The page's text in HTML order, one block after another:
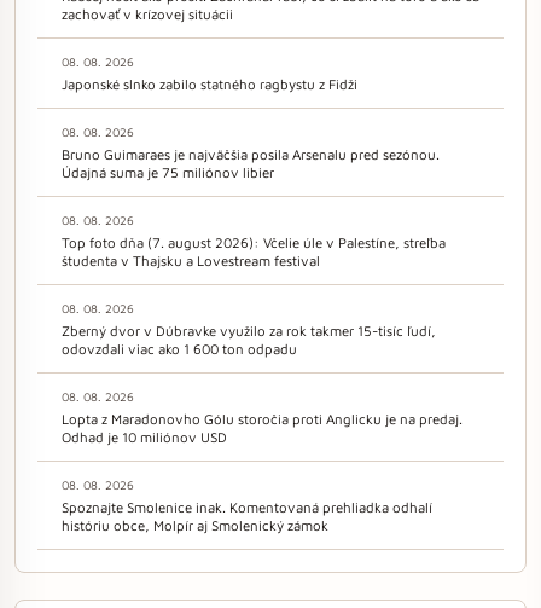
zachovať v krízovej situácii
08. 08. 2026
Japonské slnko zabilo statného ragbystu z Fidži
08. 08. 2026
Bruno Guimaraes je najväčšia posila Arsenalu pred sezónou.
Údajná suma je 75 miliónov libier
08. 08. 2026
Top foto dňa (7. august 2026): Včelie úle v Palestíne, streľba
študenta v Thajsku a Lovestream festival
08. 08. 2026
Zberný dvor v Dúbravke využilo za rok takmer 15-tisíc ľudí,
odovzdali viac ako 1 600 ton odpadu
08. 08. 2026
Lopta z Maradonovho Gólu storočia proti Anglicku je na predaj.
Odhad je 10 miliónov USD
08. 08. 2026
Spoznajte Smolenice inak. Komentovaná prehliadka odhalí
históriu obce, Molpír aj Smolenický zámok